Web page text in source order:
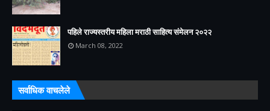
पहिले राज्यस्तरीय महिला मराठी साहित्य संमेलन २०२२
March 08, 2022
सर्वाधिक वाचलेले